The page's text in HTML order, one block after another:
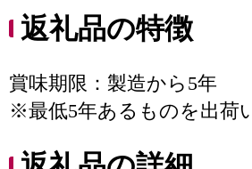
返礼品の特徴
賞味期限：製造から5年
※最低5年あるものを出荷